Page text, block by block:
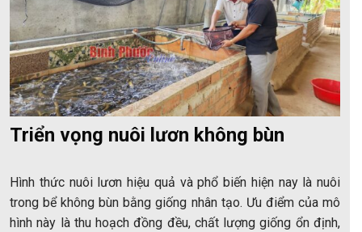
Triển vọng nuôi lươn không bùn
Hình thức nuôi lươn hiệu quả và phổ biến hiện nay là nuôi
trong bể không bùn bằng giống nhân tạo. Ưu điểm của mô
hình này là thu hoạch đồng đều, chất lượng giống ổn định,